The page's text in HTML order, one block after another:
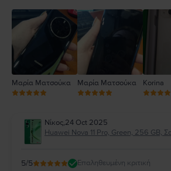
Μαρία Ματσούκα Μαρία Ματσούκα Korina
Νίκος,24 Oct 2025
Huawei Nova 11 Pro, Green, 256 GB,
5/5 Επαληθευμένη κριτική